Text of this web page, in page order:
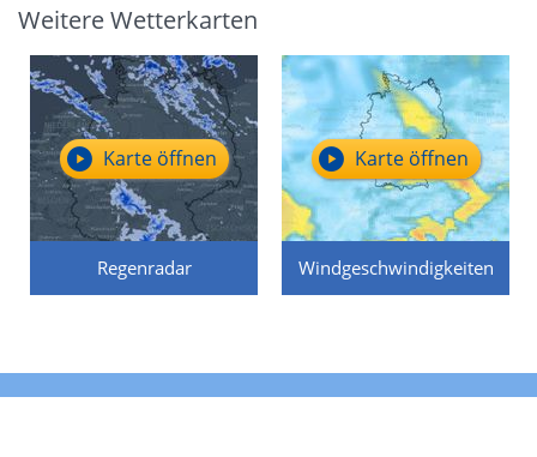
Weitere Wetterkarten
Regenradar
Karte öffnen
Windgeschwindigkeiten
Karte öffnen